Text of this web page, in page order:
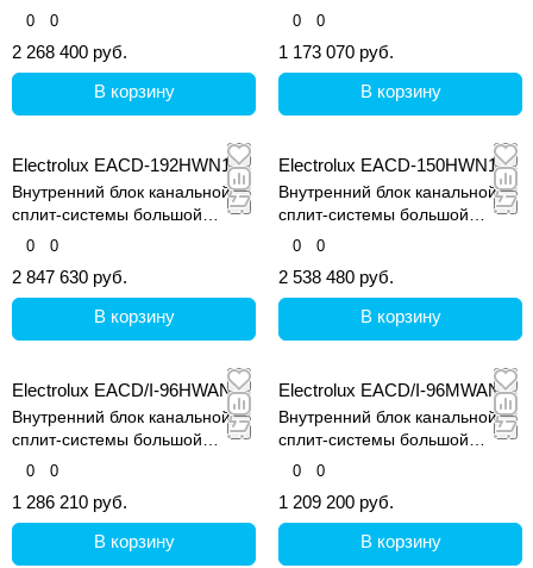
мощности EACD
0 0
2 268 400 руб.
В корзину
мощности EACD
0 0
1 173 070 руб.
В корзину
Electrolux EACD-192HWN1
Внутренний блок канальной
сплит-системы большой
мощности EACD
0 0
2 847 630 руб.
В корзину
Electrolux EACD-150HWN1
Внутренний блок канальной
сплит-системы большой
мощности EACD
0 0
2 538 480 руб.
В корзину
Electrolux EACD/I-96HWAN1
Внутренний блок канальной
сплит-системы большой
мощности EACD
0 0
1 286 210 руб.
В корзину
Electrolux EACD/I-96MWAN1
Внутренний блок канальной
сплит-системы большой
мощности EACD
0 0
1 209 200 руб.
В корзину